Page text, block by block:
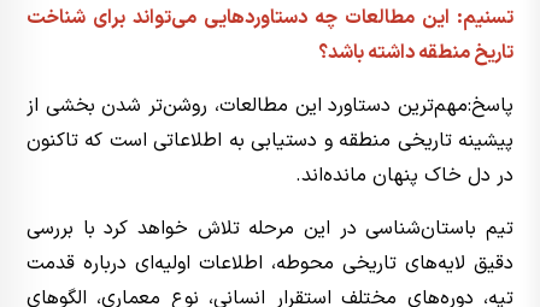
تسنیم: این مطالعات چه دستاوردهایی می‌تواند برای شناخت
تاریخ منطقه داشته باشد؟
پاسخ:مهم‌ترین دستاورد این مطالعات، روشن‌تر شدن بخشی از
پیشینه تاریخی منطقه و دستیابی به اطلاعاتی است که تاکنون
در دل خاک پنهان مانده‌اند.
تیم باستان‌شناسی در این مرحله تلاش خواهد کرد با بررسی
دقیق لایه‌های تاریخی محوطه، اطلاعات اولیه‌ای درباره قدمت
تپه، دوره‌های مختلف استقرار انسانی، نوع معماری، الگوهای